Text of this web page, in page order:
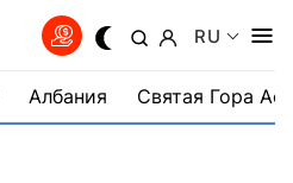
RU
Албания Святая Гора